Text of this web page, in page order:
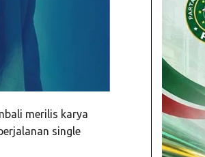
merilis karya
single